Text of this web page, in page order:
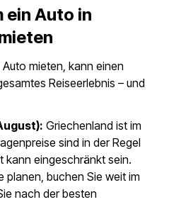
ein Auto in
mieten, kann einen
Reiseerlebnis – und
Griechenland ist im
sind in der Regel
kann eingeschränkt sein.
planen, buchen Sie weit im
nach der besten